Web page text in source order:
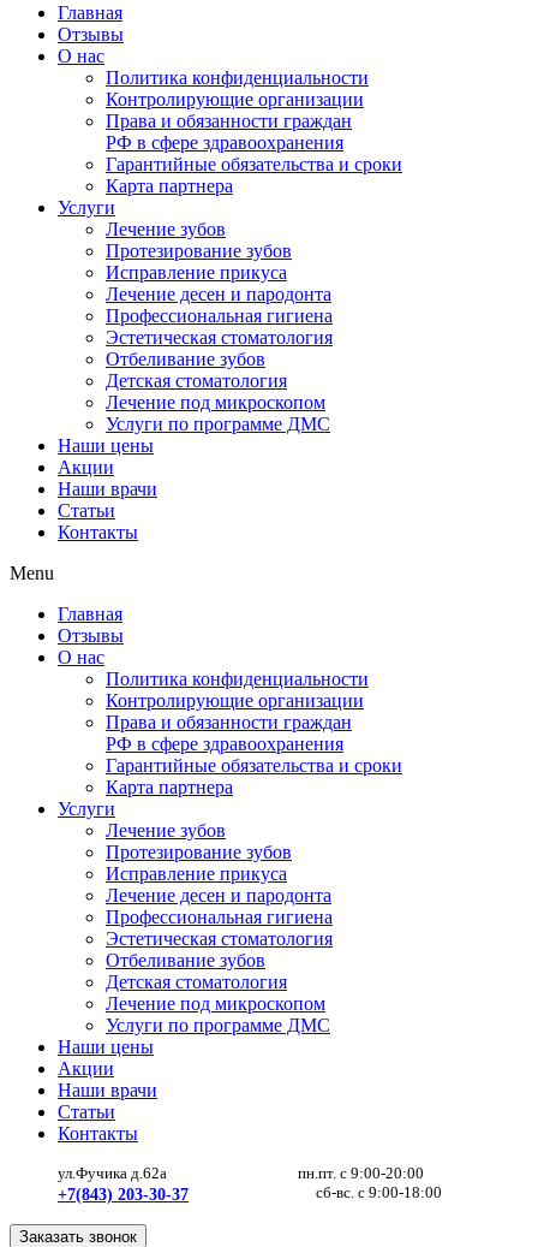
Главная
Отзывы
О нас
Политика конфиденциальности
Контролирующие организации
Права и обязанности граждан
РФ в сфере здравоохранения
Гарантийные обязательства и сроки
Карта партнера
Услуги
Лечение зубов
Протезирование зубов
Исправление прикуса
Лечение десен и пародонта
Профессиональная гигиена
Эстетическая стоматология
Отбеливание зубов
Детская стоматология
Лечение под микроскопом
Услуги по программе ДМС
Наши цены
Акции
Наши врачи
Статьи
Контакты
Menu
Главная
Отзывы
О нас
Политика конфиденциальности
Контролирующие организации
Права и обязанности граждан
РФ в сфере здравоохранения
Гарантийные обязательства и сроки
Карта партнера
Услуги
Лечение зубов
Протезирование зубов
Исправление прикуса
Лечение десен и пародонта
Профессиональная гигиена
Эстетическая стоматология
Отбеливание зубов
Детская стоматология
Лечение под микроскопом
Услуги по программе ДМС
Наши цены
Акции
Наши врачи
Статьи
Контакты
ул.Фучика д.62а
пн.пт. с 9:00-20:00
+7(843) 203-30-37
сб-вс. с 9:00-18:00
Заказать звонок